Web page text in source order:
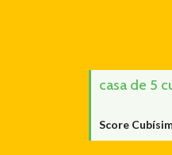
casa de 5
Score